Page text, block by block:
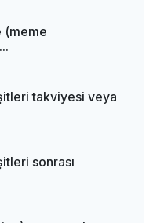
(meme
takviyesi veya
sonrası